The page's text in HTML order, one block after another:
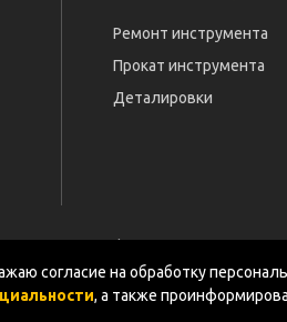
согласие на обработку
, а также
Ремонт инструмента
Прокат инструмента
Деталировки
Политика конфиденциальности